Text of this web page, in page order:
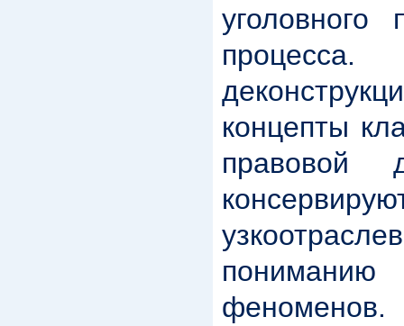
уголовного
концепты
правовой
феноменов.